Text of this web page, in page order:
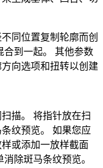
同位置复制轮廓而创
合到一起。 其他参数
向选项和扭转以创建
描。 将指针放在扫
纹预览。 如果您应
或添加一放样截面
消除斑马条纹预览。